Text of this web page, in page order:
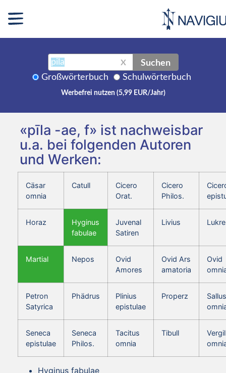
X Suchen
Großwörterbuch Schulwörterbuch
Werbefrei nutzen (5,99 EUR/Jahr)
«pīla -ae, f» ist nachweisbar
u.a. bei folgenden Autoren
und Werken:
Cäsar
omnia
Catull
Cicero
Orat.
Cicero
Philos.
Horaz
Hyginus
fabulae
Juvenal
Satiren
Livius
Martial Nepos
Ovid
Amores
Ovid Ars
amatoria
Ovid
Petron
Satyrica
Phädrus
Plinius
epistulae
Properz
Seneca
epistulae
Seneca
Philos.
Tacitus
omnia
Tibull
Vergil
Hyginus fabulae